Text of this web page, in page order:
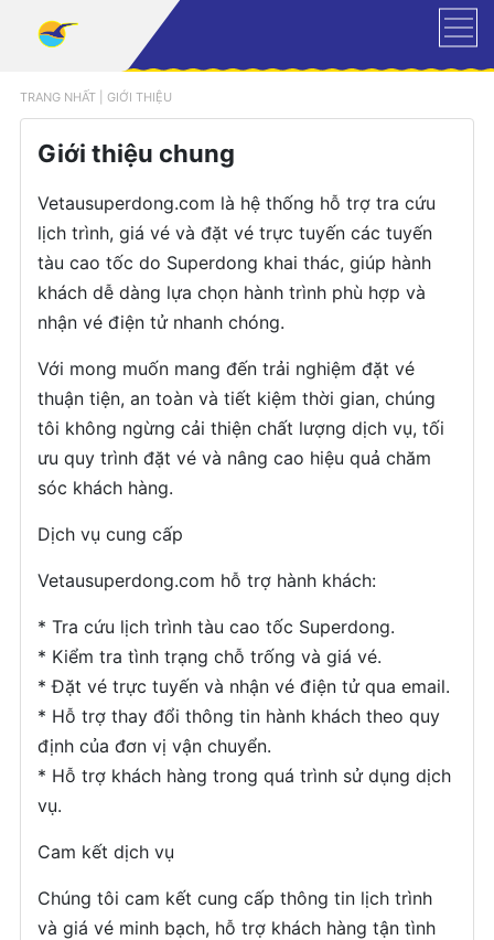
TRANG NHẤT| GIỚI THIỆU
Giới thiệu chung
Vetausuperdong.com là hệ thống hỗ trợ tra cứu
lịch trình, giá vé và đặt vé trực tuyến các tuyến
tàu cao tốc do Superdong khai thác, giúp hành
khách dễ dàng lựa chọn hành trình phù hợp và
nhận vé điện tử nhanh chóng.
Với mong muốn mang đến trải nghiệm đặt vé
thuận tiện, an toàn và tiết kiệm thời gian, chúng
tôi không ngừng cải thiện chất lượng dịch vụ, tối
ưu quy trình đặt vé và nâng cao hiệu quả chăm
sóc khách hàng.
Dịch vụ cung cấp
Vetausuperdong.com hỗ trợ hành khách:
* Tra cứu lịch trình tàu cao tốc Superdong.
* Kiểm tra tình trạng chỗ trống và giá vé.
* Đặt vé trực tuyến và nhận vé điện tử qua email.
* Hỗ trợ thay đổi thông tin hành khách theo quy
định của đơn vị vận chuyển.
* Hỗ trợ khách hàng trong quá trình sử dụng dịch
vụ.
Cam kết dịch vụ
Chúng tôi cam kết cung cấp thông tin lịch trình
và giá vé minh bạch, hỗ trợ khách hàng tận tình